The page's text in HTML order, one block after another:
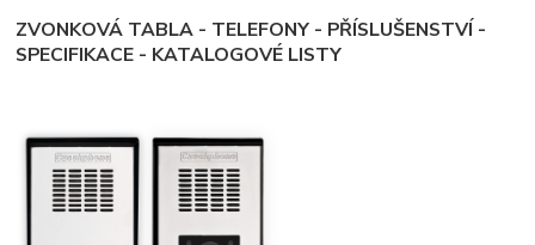
ZVONKOVÁ TABLA - TELEFONY - PŘÍSLUŠENSTVÍ -
SPECIFIKACE - KATALOGOVÉ LISTY